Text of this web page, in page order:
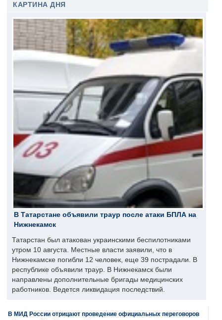
КАРТИНА ДНЯ
В Татарстане объявили траур после атаки БПЛА на
Нижнекамск
Татарстан был атакован украинскими беспилотниками
утром 10 августа. Местные власти заявили, что в
Нижнекамске погибли 12 человек, еще 39 пострадали. В
республике объявили траур. В Нижнекамск были
направлены дополнительные бригады медицинских
работников. Ведется ликвидация последствий.
В МИД России отрицают проведение официальных переговоров